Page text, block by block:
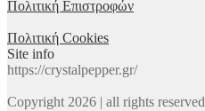
Πολιτική Επιστροφών
Πολιτική Cookies
Site info
https://crystalpepper.gr/
Copyright 2026 | all rights reserved